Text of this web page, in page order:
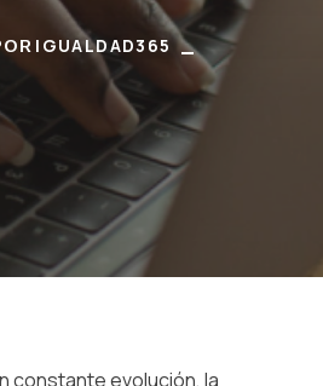
IGUALDAD365
constante evolución, la